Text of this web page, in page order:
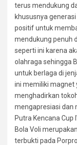
terus mendukung
khususnya
positif untuk
mendukung penuh
seperti ini karena
olahraga sehingga
untuk berlaga di
ini memiliki magnet
menghadirkan
mengapresiasi dan
Putra Kencana Cup
Bola Voli
terbukti pada